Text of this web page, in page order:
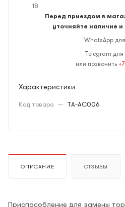
18
Перед приездом в
уточняйте наличие
WhatsApp
Telegram для
или позвонить
Характеристики
Код товара — TA-AC006
ОПИСАНИЕ ОТЗЫВЫ
Приспособление для замены